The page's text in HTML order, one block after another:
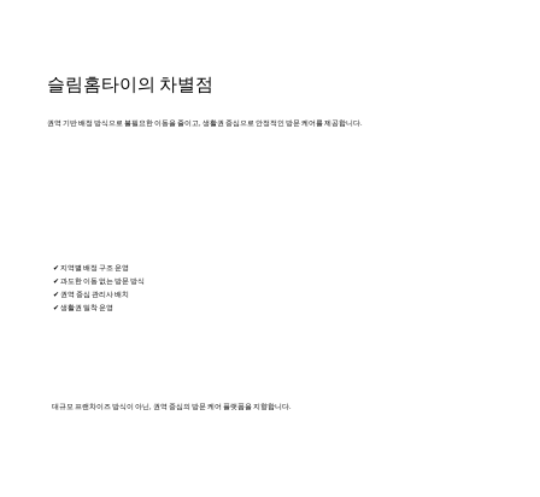
슬림홈타이의 차별점
권역 기반 배정 방식으로 불필요한 이동을 줄이고, 생활권 중심으로 안정적인 방문 케어를 제공합니다.
✔ 지역별 배정 구조 운영
✔ 과도한 이동 없는 방문 방식
✔ 권역 중심 관리사 배치
✔ 생활권 밀착 운영
대규모 프랜차이즈 방식이 아닌, 권역 중심의 방문 케어 플랫폼을 지향합니다.